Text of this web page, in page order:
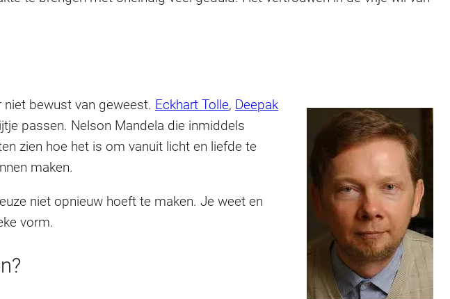
bewust van geweest. Eckhart Tolle, Deepak
passen. Nelson Mandela die inmiddels
zien hoe het is om vanuit licht en liefde te
maken.
niet opnieuw hoeft te maken. Je weet en
vorm.